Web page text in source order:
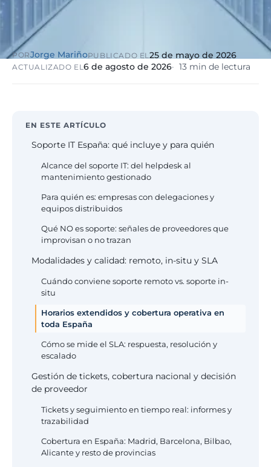
Automatización,
IA aplicada,
eólico
Sanidad y
hospitales
RGPD reforzado,
Ayuntamientos,
Pharma e
farmacéutica
validados
PORJorge MariñoPUBLICADO EL25 de mayo de 2026
ACTUALIZADO EL6 de agosto de 2026 13 min de lectura
EN ESTE ARTÍCULO
Soporte IT España: qué incluye y para quién
Alcance del soporte IT: del helpdesk al
mantenimiento gestionado
Para quién es: empresas con delegaciones y
equipos distribuidos
Qué NO es soporte: señales de proveedores que
improvisan o no trazan
Modalidades y calidad: remoto, in-situ y SLA
Cuándo conviene soporte remoto vs. soporte in-
situ
Horarios extendidos y cobertura operativa en
toda España
Cómo se mide el SLA: respuesta, resolución y
escalado
Gestión de tickets, cobertura nacional y decisión
de proveedor
Tickets y seguimiento en tiempo real: informes y
trazabilidad
Cobertura en España: Madrid, Barcelona, Bilbao,
Alicante y resto de provincias